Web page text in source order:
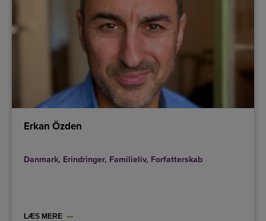
Erkan Özden
Danmark, Erindringer, Familieliv, Forfatterskab
LÆS MERE